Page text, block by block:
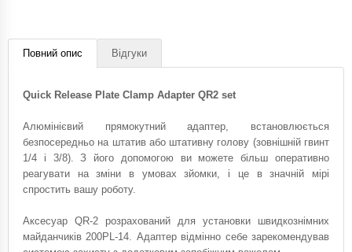
Повний опис Відгуки
Quick Release Plate Clamp Adapter QR2 set
Алюмінієвий прямокутний адаптер, встановлюється
безпосередньо на штатив або штативну голову (зовнішній гвинт
1/4 і 3/8). З його допомогою ви можете більш оперативно
реагувати на зміни в умовах зйомки, і це в значній мірі
спростить вашу роботу.
Аксесуар QR-2 розрахований для установки швидкознімних
майданчиків 200PL-14. Адаптер відмінно себе зарекомендував